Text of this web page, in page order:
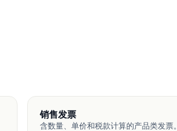
销售发票
含数量、单价和税款计算的产品类发票。